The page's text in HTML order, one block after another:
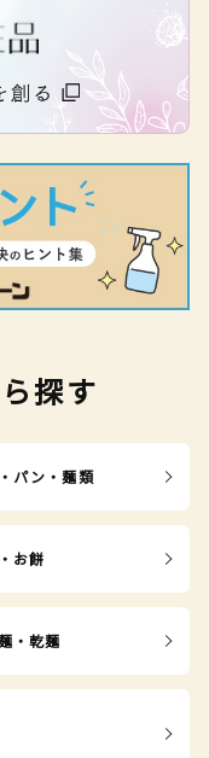
探す
パン・麺類
お餅
・乾麺